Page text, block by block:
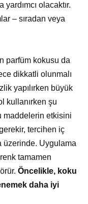
olacaktır.
– sıradan veya
parfüm kokusu da
dikkatli olunmalı
yapılırken büyük
kullanırken şu
maddelerin etkisini
tercihen iç
üzerinde. Uygulama
tamamen
Öncelikle, koku
daha iyi